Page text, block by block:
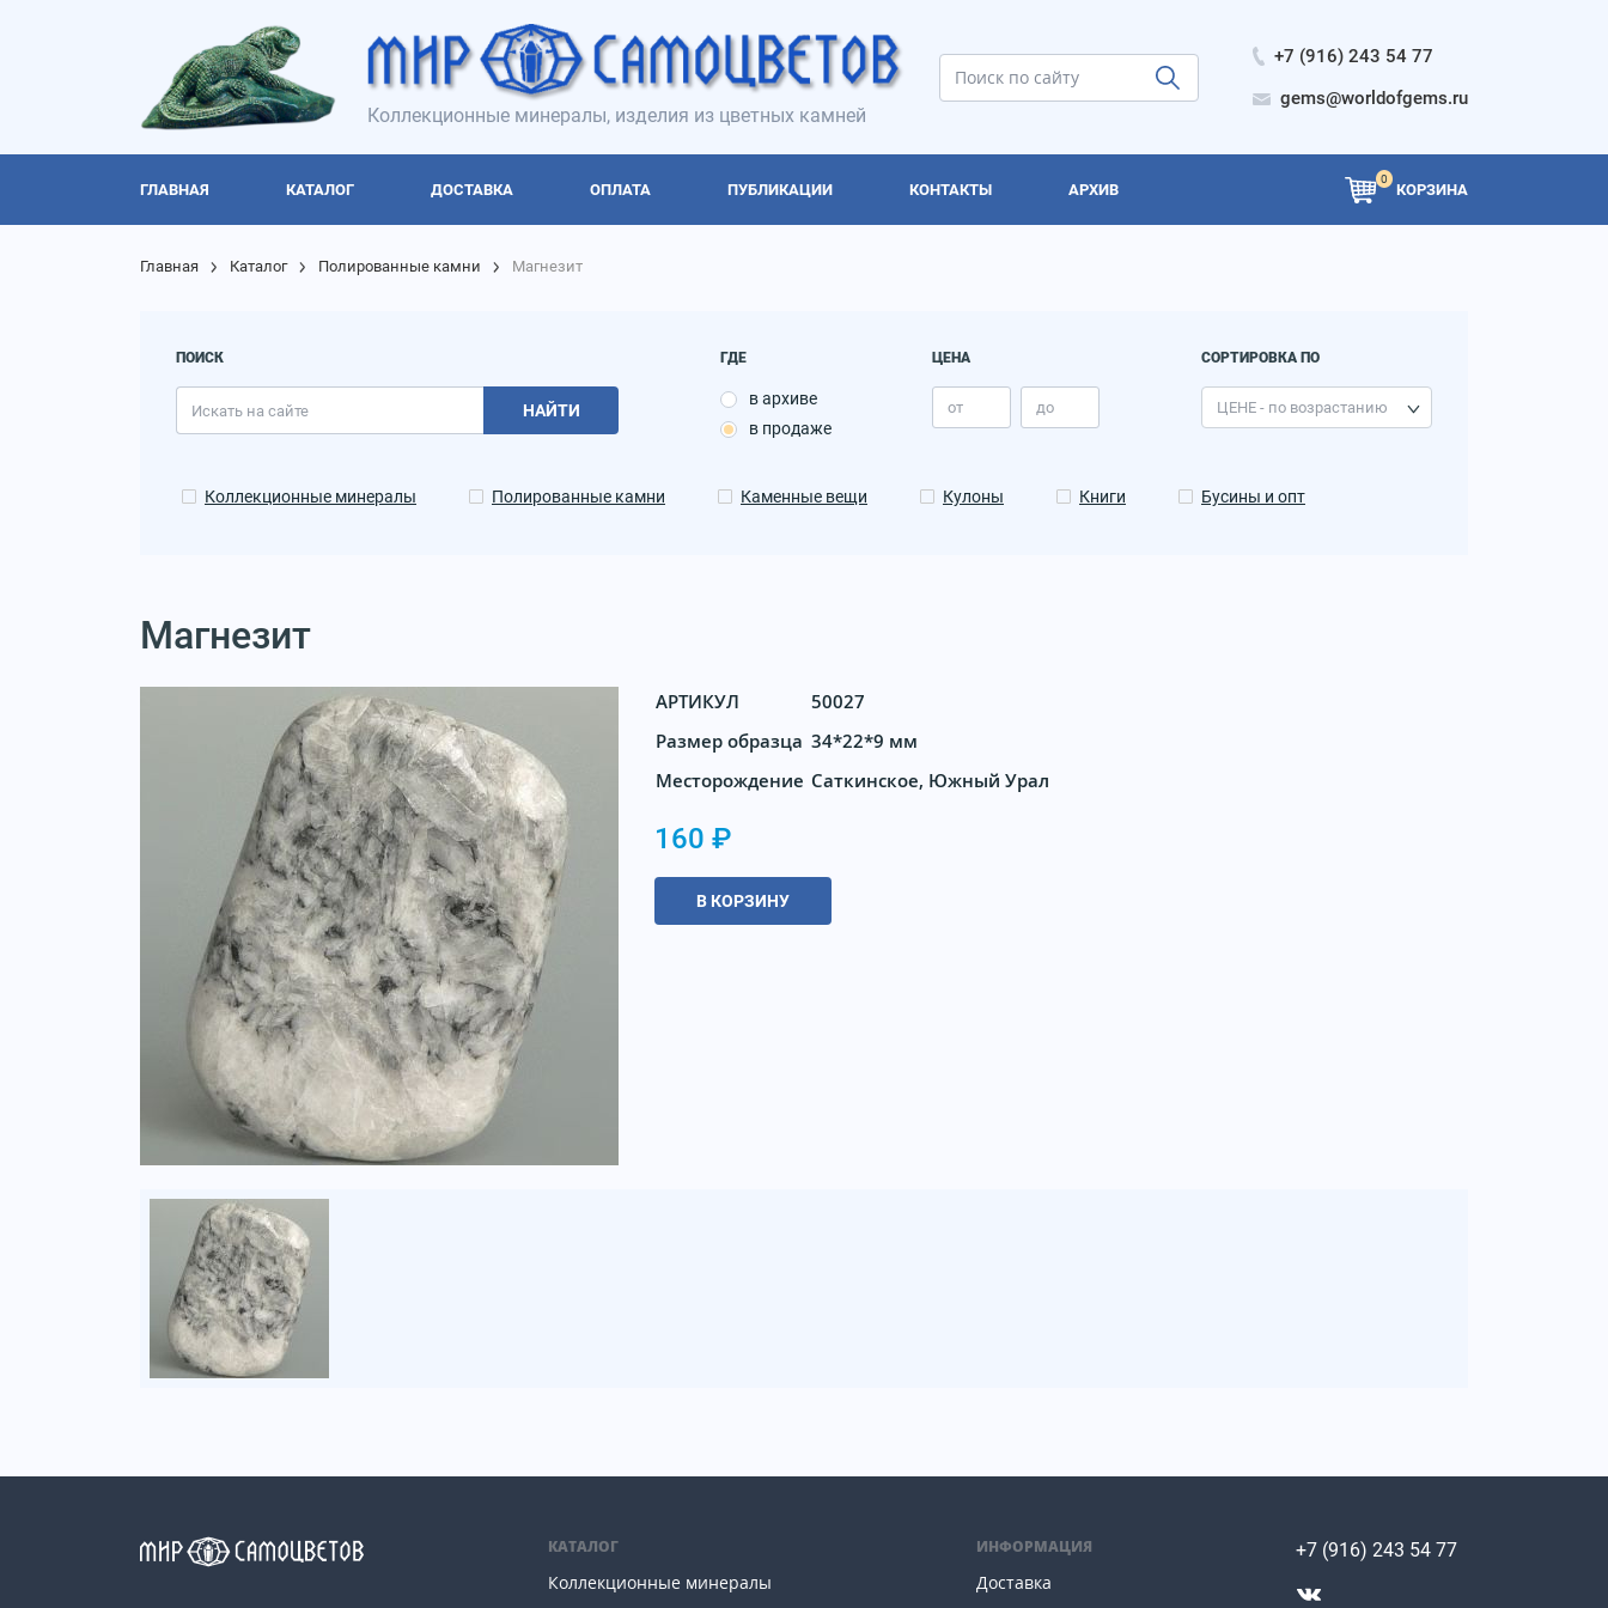
Коллекционные минералы, изделия из цветных камней
+7 (916) 243 54 77
gems@worldofgems.ru
ГЛАВНАЯ КАТАЛОГ ДОСТАВКА ОПЛАТА ПУБЛИКАЦИИ КОНТАКТЫ АРХИВ
0
КОРЗИНА
Главная Каталог Полированные камни Магнезит
ПОИСК
НАЙТИ
ГДЕ
в архиве
в продаже
ЦЕНА СОРТИРОВКА ПО
Коллекционные минералы Полированные камни Каменные вещи Кулоны Книги Бусины и опт
Магнезит
АРТИКУЛ
50027
Размер образца 34*22*9 мм
Месторождение Саткинское, Южный Урал
160 ₽
В КОРЗИНУ
КАТАЛОГ
Коллекционные минералы
ИНФОРМАЦИЯ
Доставка
+7 (916) 243 54 77